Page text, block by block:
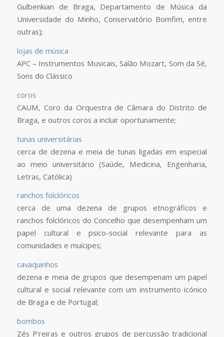
Gulbenkian de Braga, Departamento de Música da
Universidade do Minho, Conservatório Bomfim, entre
outras);
lojas de música
APC – Instrumentos Musicais, Salão Mozart, Som daSé,
Sons do Clássico
coros
CAUM, Coro da Orquestra de Câmara do Distrito de
Braga, e outros coros a incluir oportunamente;
tunas universitárias
cerca de dezena e meia de tunas ligadas em especial
ao meio universitário (Saúde, Medicina, Engenharia,
Letras, Católica)
ranchos folclóricos
cerca de uma dezena de grupos etnográficos e
ranchos folclóricos do Concelho que desempenham um
papel cultural e psico-social relevante para as
comunidades e muícipes;
cavaquinhos
dezena e meia de grupos que desempenam um papel
cultural e social relevante com um instrumento icónico
de Braga e de Portugal;
bombos
Zés P’reiras e outros grupos de percussão tradicional